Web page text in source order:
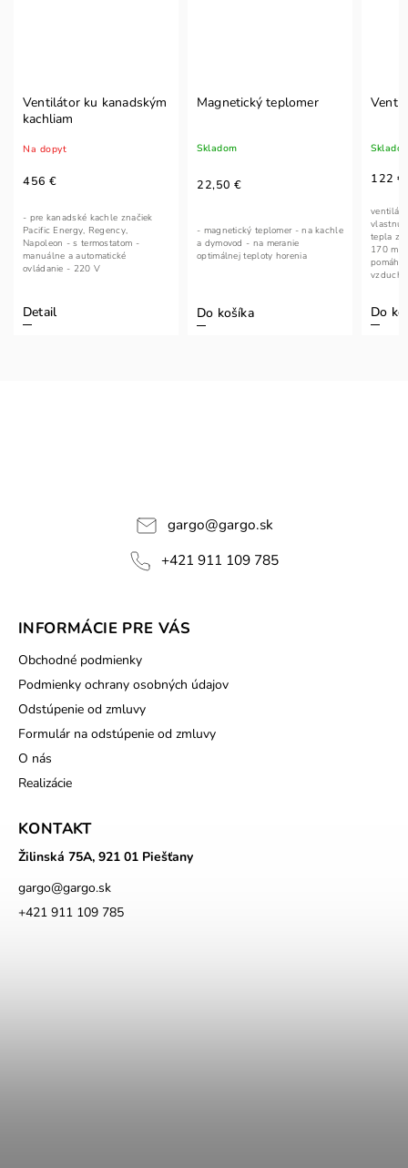
Ventilátor ku kanadským
kachliam
Na dopyt
456 €
Detail
- pre kanadské kachle značiek
Pacific Energy, Regency,
Napoleon - s termostatom -
manuálne a automatické
ovládanie - 220 V
Magnetický teplomer
Skladom
22,50 €
Do košíka
- magnetický teplomer - na kachle
a dymovod - na meranie
optimálnej teploty horenia
122 €
Do
vlastnú
tepla z
170 m³
gargo@gargo.sk
+421 911 109 785
INFORMÁCIE PRE VÁS
Obchodné podmienky
Podmienky ochrany osobných údajov
Odstúpenie od zmluvy
Formulár na odstúpenie od zmluvy
O nás
Realizácie
KONTAKT
Žilinská 75A, 921 01 Piešťany
gargo@gargo.sk
+421 911 109 785